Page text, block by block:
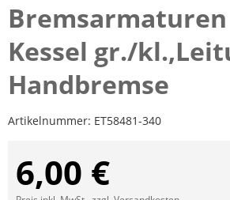
Bremsarmaturen
Kessel gr./
Handbremse
Artikelnummer: ET58481-340
6,00 €